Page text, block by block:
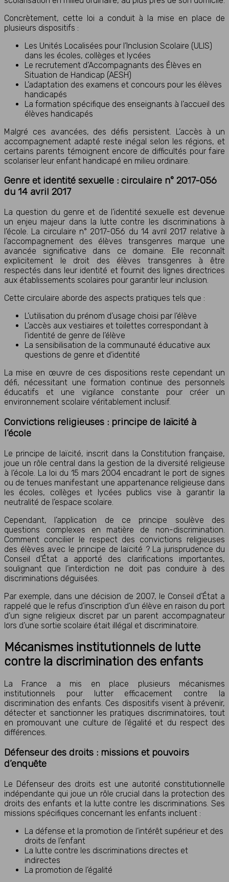
Concrètement, cette loi a conduit à la mise en place de
plusieurs dispositifs :
Les Unités Localisées pour l’Inclusion Scolaire (ULIS)
dans les écoles, collèges et lycées
Le recrutement d’Accompagnants des Élèves en
Situation de Handicap (AESH)
L’adaptation des examens et concours pour les élèves
handicapés
La formation spécifique des enseignants à l’accueil des
élèves handicapés
Malgré ces avancées, des défis persistent. L’accès à un
accompagnement adapté reste inégal selon les régions, et
certains parents témoignent encore de difficultés pour faire
scolariser leur enfant handicapé en milieu ordinaire.
Genre et identité sexuelle : circulaire n° 2017-056
du 14 avril 2017
La question du genre et de l’identité sexuelle est devenue
un enjeu majeur dans la lutte contre les discriminations à
l’école. La circulaire n° 2017-056 du 14 avril 2017 relative à
l’accompagnement des élèves transgenres marque une
avancée significative dans ce domaine. Elle reconnaît
explicitement le droit des élèves transgenres à être
respectés dans leur identité et fournit des lignes directrices
aux établissements scolaires pour garantir leur inclusion.
Cette circulaire aborde des aspects pratiques tels que :
L’utilisation du prénom d’usage choisi par l’élève
L’accès aux vestiaires et toilettes correspondant à
l’identité de genre de l’élève
La sensibilisation de la communauté éducative aux
questions de genre et d’identité
La mise en œuvre de ces dispositions reste cependant un
défi, nécessitant une formation continue des personnels
éducatifs et une vigilance constante pour créer un
environnement scolaire véritablement inclusif.
Convictions religieuses : principe de laïcité à
l’école
Le principe de laïcité, inscrit dans la Constitution française,
joue un rôle central dans la gestion de la diversité religieuse
à l’école. La loi du 15 mars 2004 encadrant le port de signes
ou de tenues manifestant une appartenance religieuse dans
les écoles, collèges et lycées publics vise à garantir la
neutralité de l’espace scolaire.
Cependant, l’application de ce principe soulève des
questions complexes en matière de non-discrimination.
Comment concilier le respect des convictions religieuses
des élèves avec le principe de laïcité ? La jurisprudence du
Conseil d’État a apporté des clarifications importantes,
soulignant que l’interdiction ne doit pas conduire à des
discriminations déguisées.
Par exemple, dans une décision de 2007, le Conseil d’État a
rappelé que le refus d’inscription d’un élève en raison du port
d’un signe religieux discret par un parent accompagnateur
lors d’une sortie scolaire était illégal et discriminatoire.
Mécanismes institutionnels de lutte
contre la discrimination des enfants
La France a mis en place plusieurs mécanismes
institutionnels pour lutter efficacement contre la
discrimination des enfants. Ces dispositifs visent à prévenir,
détecter et sanctionner les pratiques discriminatoires, tout
en promouvant une culture de l’égalité et du respect des
différences.
Défenseur des droits : missions et pouvoirs
d’enquête
Le Défenseur des droits est une autorité constitutionnelle
indépendante qui joue un rôle crucial dans la protection des
droits des enfants et la lutte contre les discriminations. Ses
missions spécifiques concernant les enfants incluent :
La défense et la promotion de l’intérêt supérieur et des
droits de l’enfant
La lutte contre les discriminations directes et
indirectes
La promotion de l’égalité